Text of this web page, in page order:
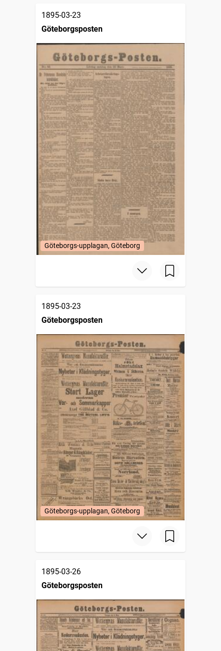
1895-03-23
Göteborgsposten
Göteborgs-upplagan, Göteborg
1895-03-23
Göteborgsposten
Göteborgs-upplagan, Göteborg
1895-03-26
Göteborgsposten